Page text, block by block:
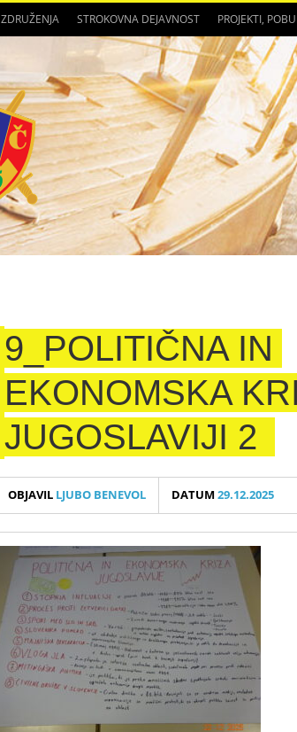
ZDRUŽENJA STROKOVNA DEJAVNOST PROJEKTI,
9_POLITIČNA IN
EKONOMSKA
JUGOSLAVIJI 2
OBJAVIL LJUBO BENEVOL DATUM29.12.2025